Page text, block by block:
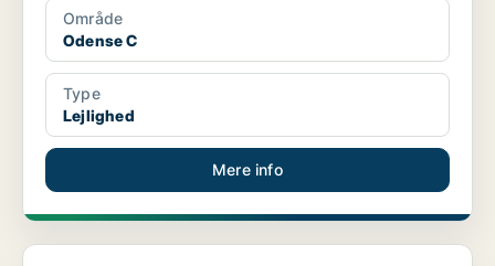
Område
Odense C
Type
Lejlighed
Mere info
Lejlighed i Odense C